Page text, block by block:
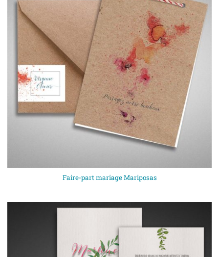
Faire-part mariage Mariposas